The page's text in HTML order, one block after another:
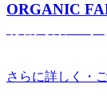
ORGANIC
さらに詳しく・